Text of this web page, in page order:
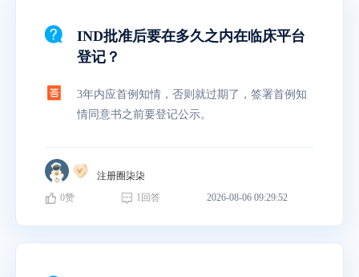
IND批准后要在多久之内在临床平台
登记？
3年内应首例知情，否则就过期了，签署首例知
情同意书之前要登记公示。
注册圈柒柒
0赞 1 回答 2026-08-06 09:29:52